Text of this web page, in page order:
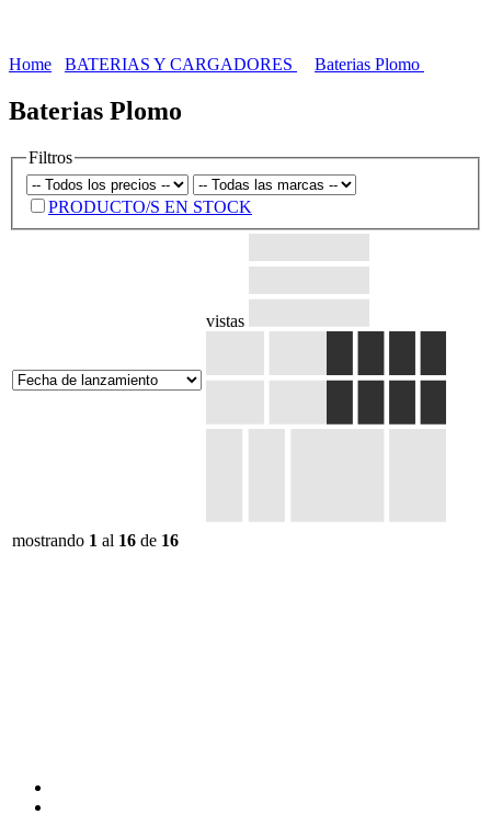
Home BATERIAS Y CARGADORES Baterias Plomo
Baterias Plomo
Filtros
PRODUCTO/S EN STOCK
vistas
mostrando 1 al 16 de 16